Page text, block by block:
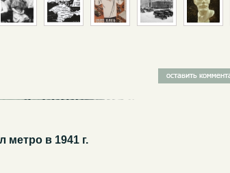
метро в 1941 г.